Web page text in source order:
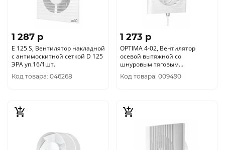
1 287 p
E 125 S, Вентилятор накладной
c антимоскитной сеткой D 125
ЭРА уп.16/1шт.
Код товара: 046268
1 273 p
OPTIMA 4-02, Вентилятор
осевой вытяжной со
шнуровым тяговым
выключателем ЭРА уп.20/1шт.
Код товара: 009490